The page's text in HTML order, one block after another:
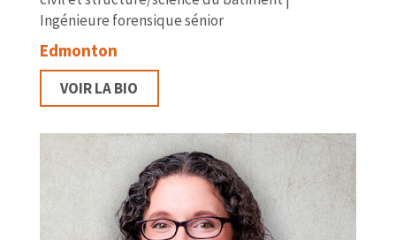
Ingénieure forensique sénior
Edmonton
VOIR LA BIO